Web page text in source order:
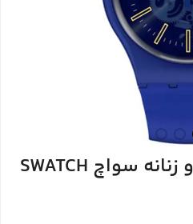
ساعت مچی مردانه و زنانه سواچ SWATCH